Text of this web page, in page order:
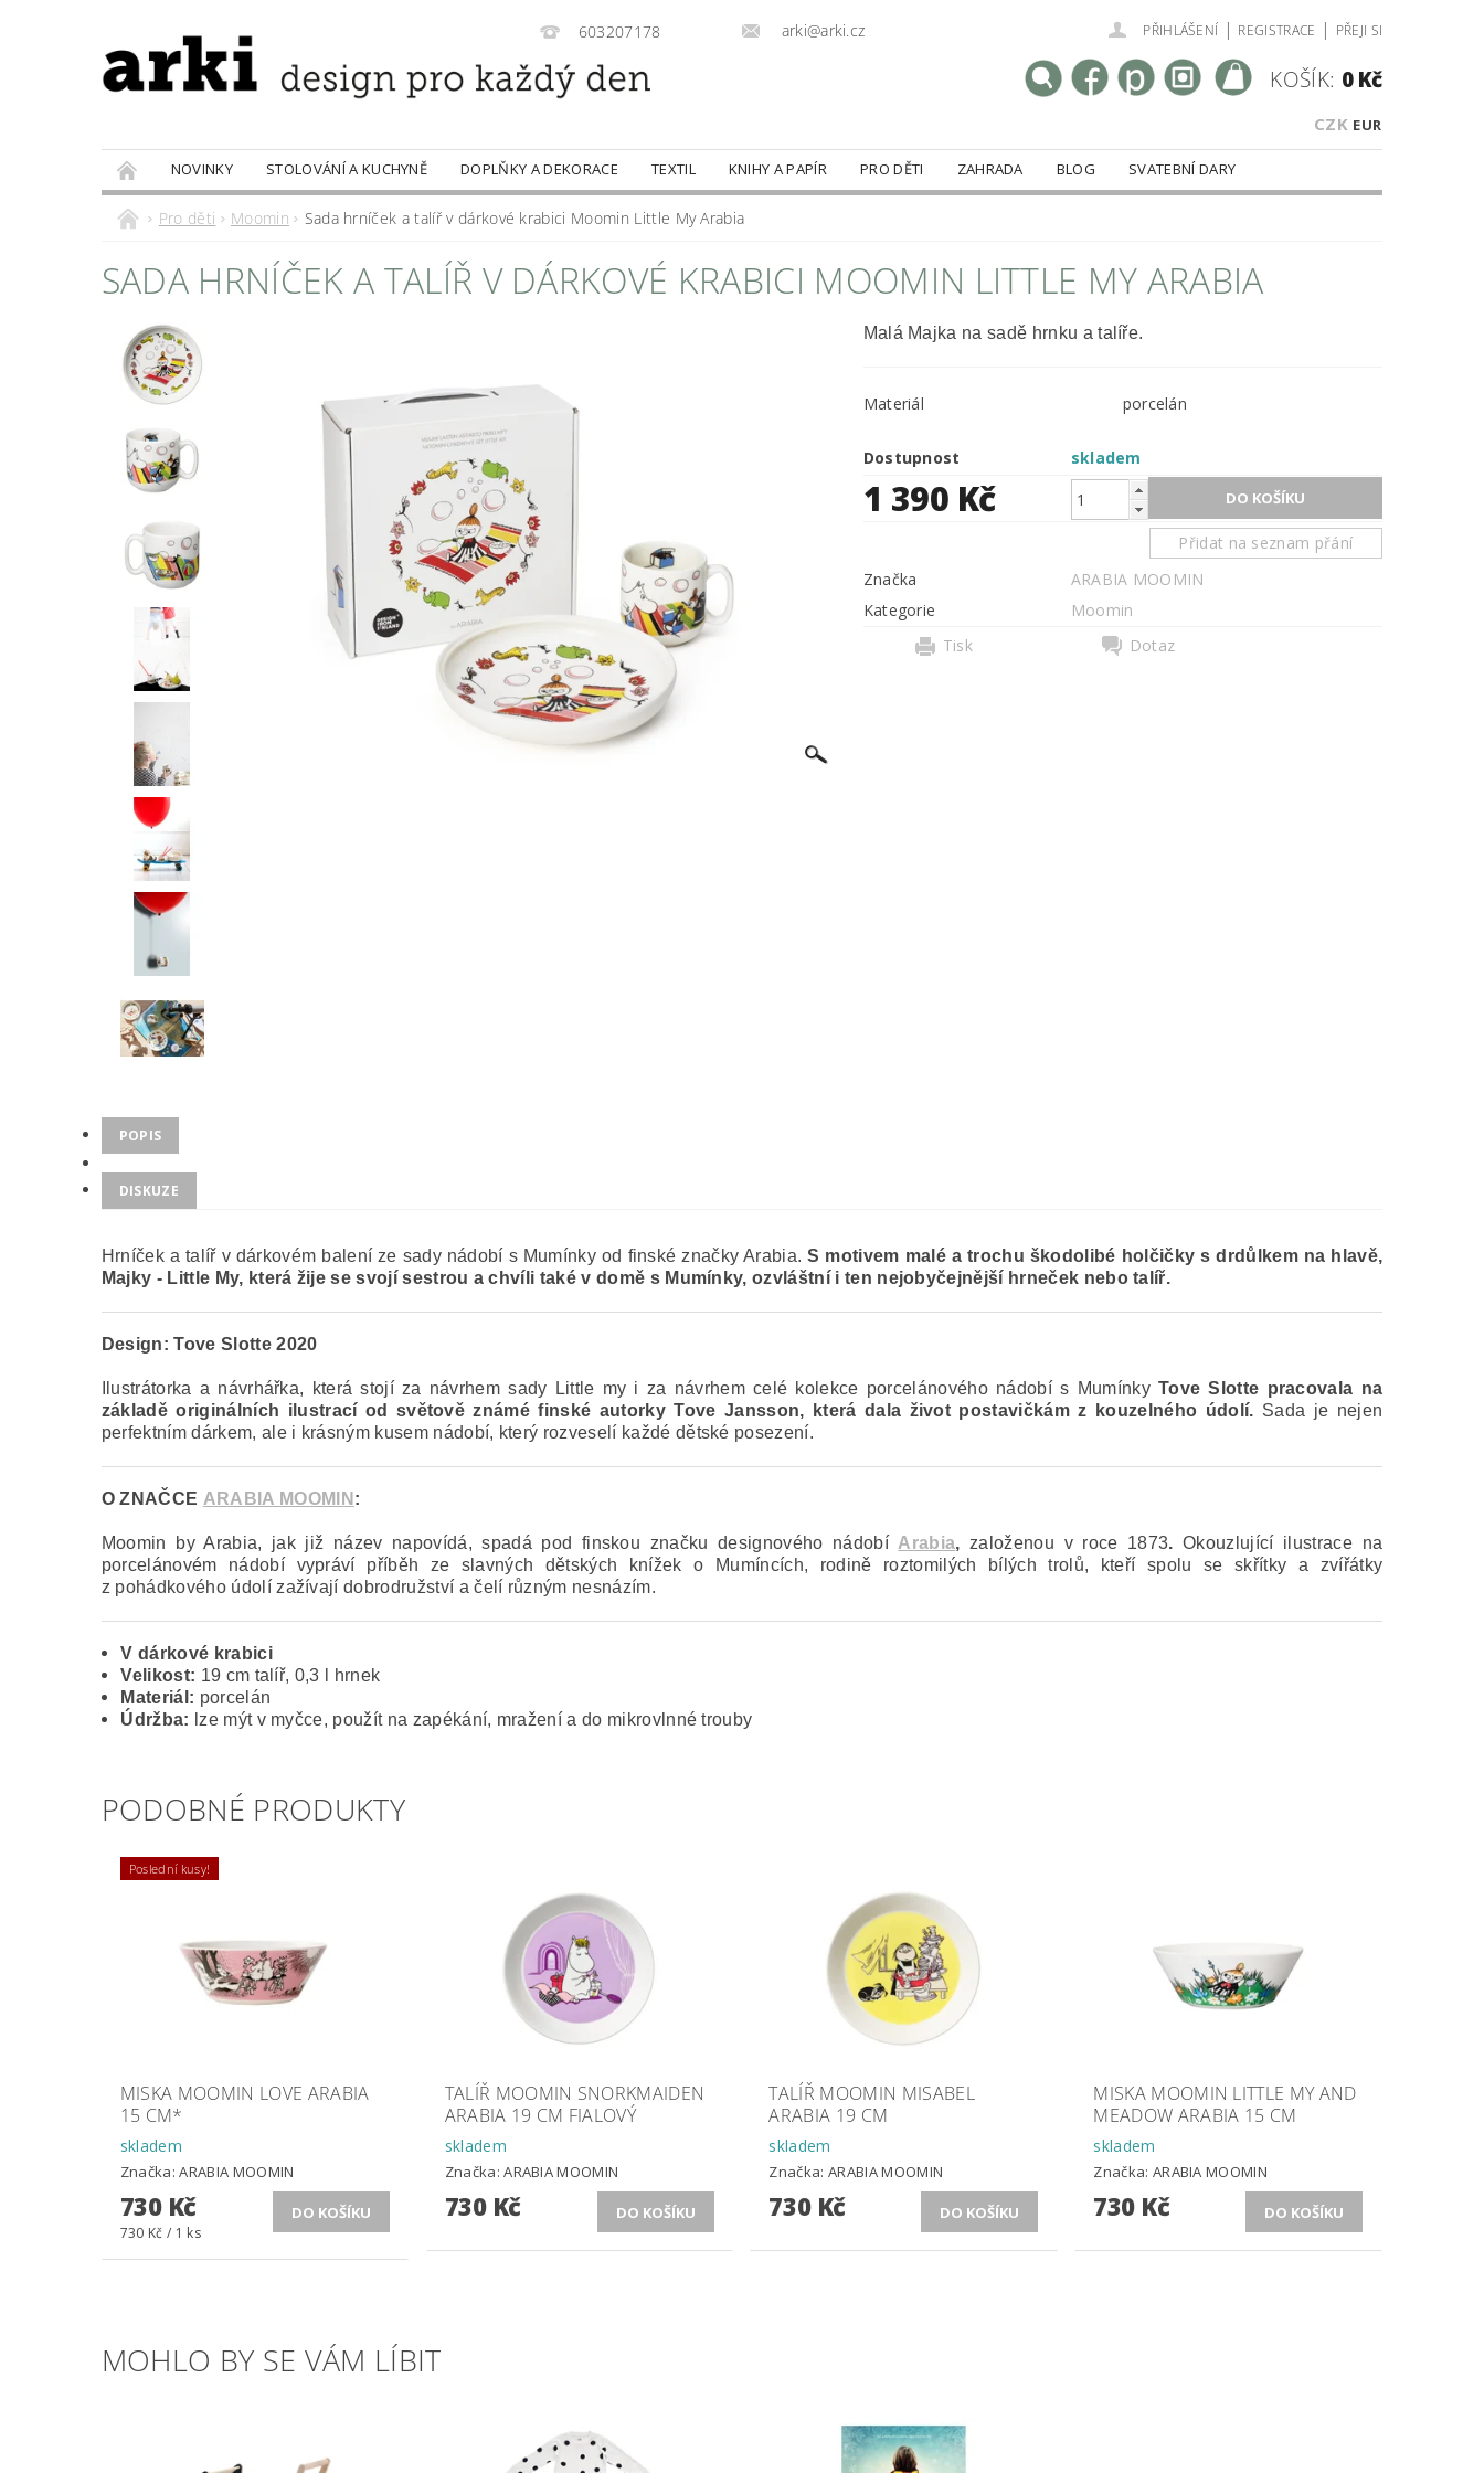
603207178 arki@arki.cz PŘIHLÁŠENÍ | REGISTRACE | PŘEJI SI
CZK EUR
KOŠÍK: 0 Kč
NOVINKY STOLOVÁNÍ A KUCHYNĚ DOPLŇKY A DEKORACE TEXTIL KNIHY A PAPÍR PRO DĚTI ZAHRADA BLOG
SVATEBNÍ DARY
PRODÁVANÉ ZNAČKY
DOBROTY
Pro děti Moomin Sada hrníček a talíř v dárkové krabici Moomin Little My Arabia
SADA HRNÍČEK A TALÍŘ V DÁRKOVÉ KRABICI MOOMIN LITTLE MY ARABIA
Malá Majka na sadě hrnku a talíře.
Materiál porcelán
Dostupnost skladem
1 390 Kč
Přidat na seznam přání
Značka
ARABIA MOOMIN
Kategorie
Moomin
Tisk
Dotaz
POPIS
DISKUZE
Hrníček a talíř v dárkovém balení ze sady nádobí s Mumínky od finské značky Arabia.S motivem malé a trochu škodolibé holčičky s drdůlkem na hlavě,
Majky - Little My, která žije se svojí sestrou a chvíli také v domě s Mumínky, ozvláštní i ten nejobyčejnější hrneček nebo talíř.
Design: Tove Slotte 2020
Ilustrátorka a návrhářka, která stojí za návrhem sady Little my i za návrhem celé kolekce porcelánového nádobí s MumínkyTove Slotte pracovala na
základě originálních ilustrací od světově známé finské autorky Tove Jansson, která dala život postavičkám z kouzelného údolí. Sada je nejen
perfektním dárkem, ale i krásným kusem nádobí, který rozveselí každé dětské posezení.
O ZNAČCE ARABIA MOOMIN :
Moomin by Arabia, jak již název napovídá, spadá pod finskou značku designového nádobí Arabia, založenou v roce 1873.Okouzlující ilustrace na
porcelánovém nádobí vypráví příběh ze slavných dětských knížek o Mumíncích, rodině roztomilých bílých trolů, kteří spolu se skřítky a zvířátky
z pohádkového údolí zažívají dobrodružství a čelí různým nesnázím.
V dárkové krabici
Velikost: 19 cm talíř, 0,3 l hrnek
Materiál: porcelán
Údržba: lze mýt v myčce, použít na zapékání, mražení a do mikrovlnné trouby
PODOBNÉ PRODUKTY
Poslední kusy!
MISKA MOOMIN LOVE ARABIA
15 CM*
skladem
Značka:ARABIA MOOMIN
730 Kč
730 Kč / 1 ks
TALÍŘ MOOMIN SNORKMAIDEN
ARABIA 19 CM FIALOVÝ
skladem
Značka:ARABIA MOOMIN
730 Kč
TALÍŘ MOOMIN MISABEL
ARABIA 19 CM
skladem
Značka:ARABIA MOOMIN
730 Kč
MISKA MOOMIN LITTLE MY AND
MEADOW ARABIA 15 CM
skladem
Značka: ARABIA MOOMIN
730 Kč
MOHLO BY SE VÁM LÍBIT